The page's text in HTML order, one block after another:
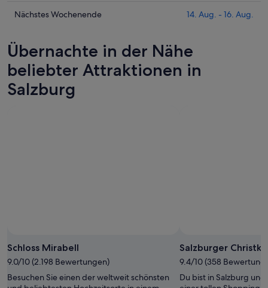
Nacht,
-
Aug.
Salzburg
7.
Aug.
-
8.
Preise
Salzburg
dieses
Wochenende,
7.
Aug.
Prüfe
Preise
für
Salzburg
am
nächsten
Wochenende,
Nächstes Wochenende 14. Aug. - 16. Aug.
Übernachte in der Nähe
beliebter Attraktionen in
Salzburg
Schloss Mirabell
9.0/10 (2.198 Bewertungen)
Besuchen Sie einen der weltweit schönsten
Salzburger
9.4/10 (358
Du bist in Salzburg